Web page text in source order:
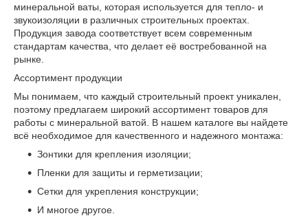
минеральной ваты, которая используется для тепло- и
звукоизоляции в различных строительных проектах.
Продукция завода соответствует всем современным
стандартам качества, что делает её востребованной на
рынке.
Ассортимент продукции
Мы понимаем, что каждый строительный проект уникален,
поэтому предлагаем широкий ассортимент товаров для
работы с минеральной ватой. В нашем каталоге вы найдете
всё необходимое для качественного и надежного монтажа:
Зонтики для крепления изоляции;
Пленки для защиты и герметизации;
Сетки для укрепления конструкции;
И многое другое.